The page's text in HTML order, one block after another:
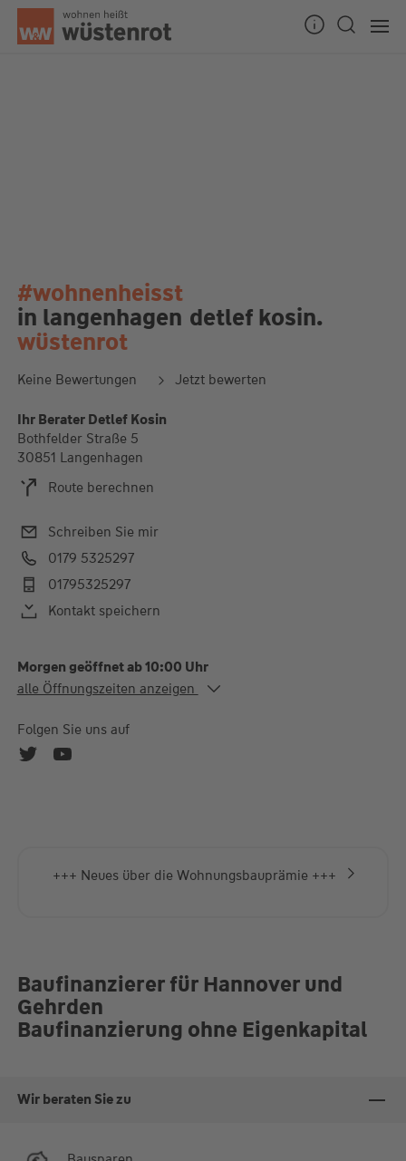
#wohnenheisst
in langenhagen detlef kosin.
wüstenrot
Keine Bewertungen Jetzt bewerten
Ihr Berater Detlef Kosin
Bothfelder Straße 5
30851 Langenhagen
Route berechnen
Schreiben Sie mir
0179 5325297
01795325297
Kontakt speichern
Morgen geöffnet ab 10:00 Uhr
Alle Öffnungszeiten
Do.
alle Öffnungszeiten anzeigen
Folgen Sie uns auf
+++ Neues über die Wohnungsbauprämie +++
Baufinanzierer für Hannover und
Gehrden
Baufinanzierung ohne Eigenkapital
Wir beraten Sie zu